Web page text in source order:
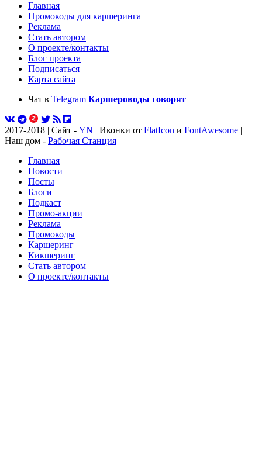
Главная
Промокоды для каршеринга
Реклама
Стать автором
О проекте/контакты
Блог проекта
Подписаться
Карта сайта
Чат в Telegram Каршероводы говорят
2017-2018 | Сайт - YN | Иконки от FlatIcon и FontAwesome |
Наш дом - Рабочая Станция
Главная
Новости
Посты
Блоги
Подкаст
Промо-акции
Реклама
Промокоды
Каршеринг
Кикшеринг
Стать автором
О проекте/контакты